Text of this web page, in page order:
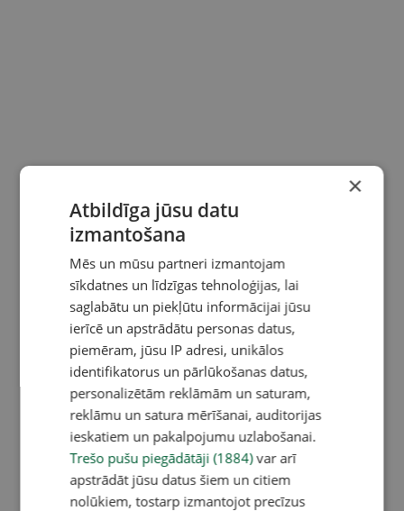
×
Atbildīga jūsu datu
izmantošana
Mēs un mūsu partneri izmantojam
sīkdatnes un līdzīgas tehnoloģijas, lai
saglabātu un piekļūtu informācijai jūsu
ierīcē un apstrādātu personas datus,
piemēram, jūsu IP adresi, unikālos
identifikatorus un pārlūkošanas datus,
personalizētām reklāmām un saturam,
reklāmu un satura mērīšanai, auditorijas
ieskatiem un pakalpojumu uzlabošanai.
Trešo pušu piegādātāji (1884)var arī
apstrādāt jūsu datus šiem un citiem
nolūkiem, tostarp izmantojot precīzus